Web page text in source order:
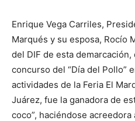
Enrique Vega Carriles,
Marqués y su esposa, Rocío
del DIF de esta
concurso del “Día del Pollo”
actividades de la Feria El
Juárez, fue la ganadora de
coco”, haciéndose